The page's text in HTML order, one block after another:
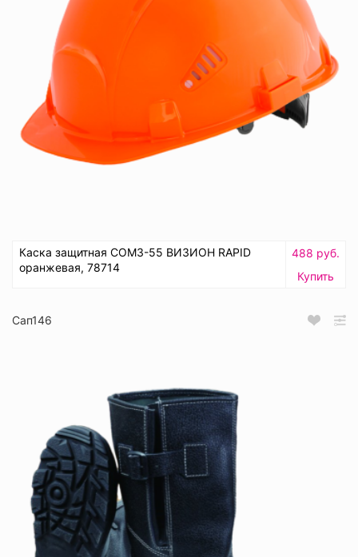
Каска защитная СОМЗ-55 ВИЗИОН RAPID
оранжевая, 78714
488 руб.
Купить
Сап146